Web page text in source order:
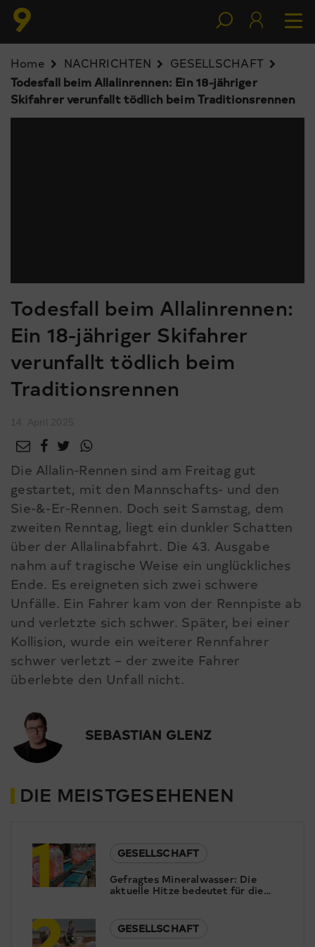
Home NACHRICHTEN
GESELLSCHAFT
Todesfall beim Allalinrennen: Ein 18-jähriger
Skifahrer verunfallt tödlich beim Traditionsrennen
Todesfall beim Allalinrennen:
Ein 18-jähriger Skifahrer
verunfallt tödlich beim
Traditionsrennen
Die Allalin-Rennen sind am Freitag gut
gestartet, mit den Mannschafts- und den
Sie-&-Er-Rennen. Doch seit Samstag, dem
zweiten Renntag, liegt ein dunkler Schatten
über der Allalinabfahrt. Die 43. Ausgabe
nahm auf tragische Weise ein unglückliches
Ende. Es ereigneten sich zwei schwere
Unfälle. Ein Fahrer kam von der Rennpiste ab
und verletzte sich schwer. Später, bei einer
Kollision, wurde ein weiterer Rennfahrer
schwer verletzt – der zweite Fahrer
überlebte den Unfall nicht.
SEBASTIAN GLENZ
DIE MEISTGESEHENEN
1
GESELLSCHAFT
Gefragtes Mineralwasser: Die
aktuelle Hitze bedeutet für die
GESELLSCHAFT